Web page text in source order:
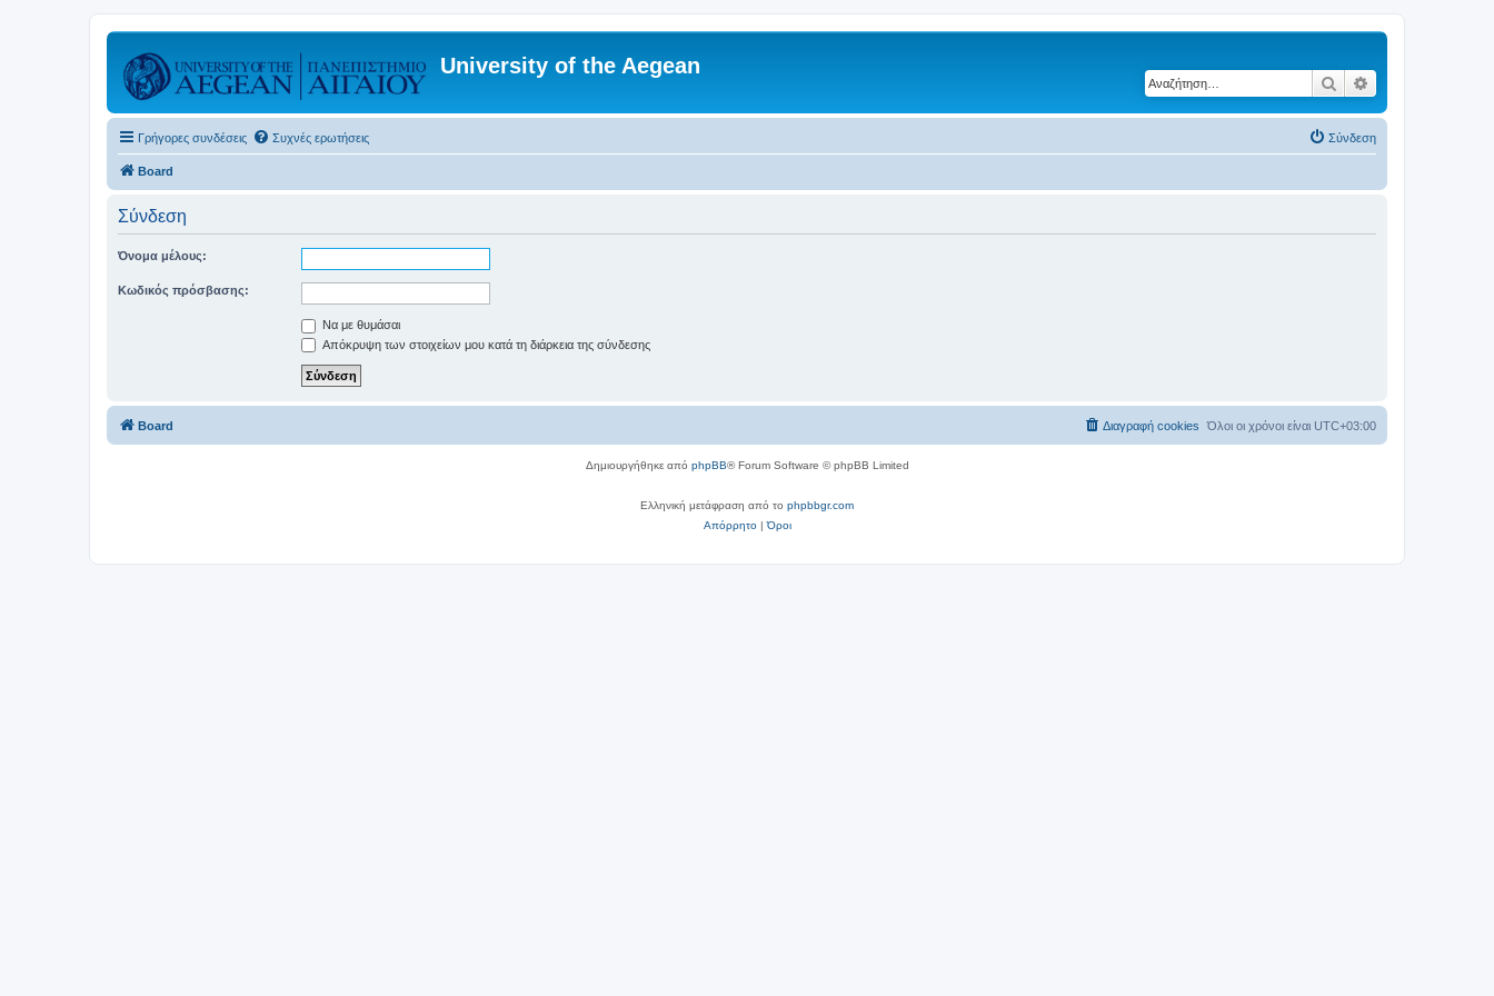
University of the Aegean
Αναζήτηση
Γρήγορες συνδέσεις Συχνές ερωτήσεις Σύνδεση
Board
Σύνδεση
Όνομα μέλους:
Κωδικός πρόσβασης:
Να με θυμάσαι
Απόκρυψη των στοιχείων μου κατά τη διάρκεια της σύνδεσης
Board Όλοι οι χρόνοι είναι UTC+03:00
Διαγραφή cookies
Δημιουργήθηκε από phpBB® Forum Software © phpBB Limited
Ελληνική μετάφραση από το phpbbgr.com
Απόρρητο|Όροι